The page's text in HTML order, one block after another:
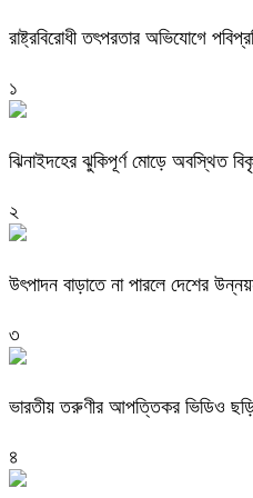
রাষ্ট্রবিরোধী তৎপরতার অভিযোগে
১
ঝিনাইদহের ঝুকিপূর্ণ মোড়ে অবস্থিত
২
উৎপাদন বাড়াতে না পারলে দেশের
৩
ভারতীয় তরুণীর আপত্তিকর ভিডিও
৪